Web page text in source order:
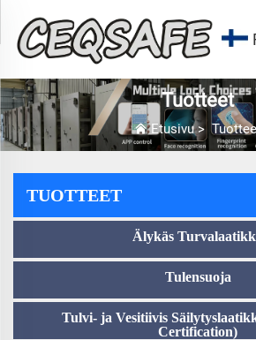
Tuotteet
Etusivu>
TUOTTEET
Älykäs
Tulensuoja
Tulvi- ja Vesitiivis
Certification)